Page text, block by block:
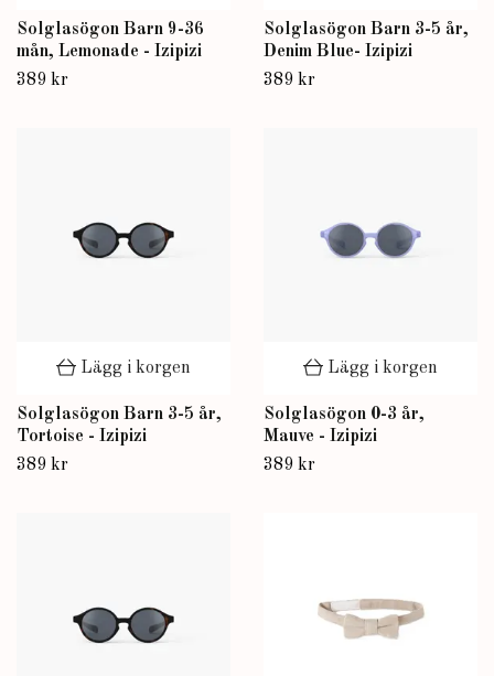
Solglasögon Barn 9-36
mån, Lemonade - Izipizi
389 kr
Solglasögon Barn 3-5 år,
Denim Blue- Izipizi
389 kr
Lägg i korgen
Solglasögon Barn 3-5 år,
Tortoise - Izipizi
389 kr
Lägg i korgen
Solglasögon 0-3 år,
Mauve - Izipizi
389 kr